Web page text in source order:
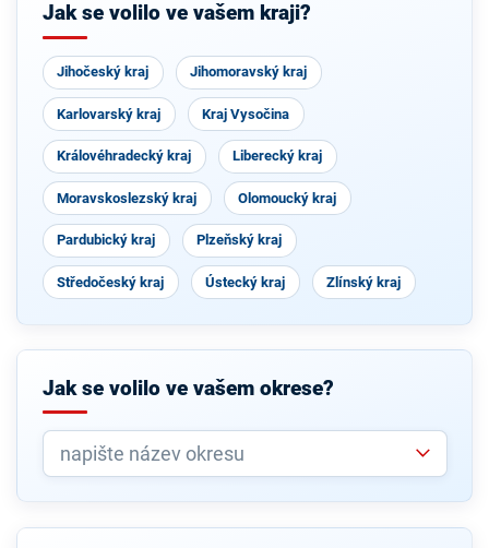
Jak se volilo ve vašem kraji?
Jihočeský kraj Jihomoravský kraj
Karlovarský kraj Kraj Vysočina
Královéhradecký kraj Liberecký kraj
Moravskoslezský kraj Olomoucký kraj
Pardubický kraj Plzeňský kraj
Středočeský kraj Ústecký kraj Zlínský kraj
Jak se volilo ve vašem okrese?